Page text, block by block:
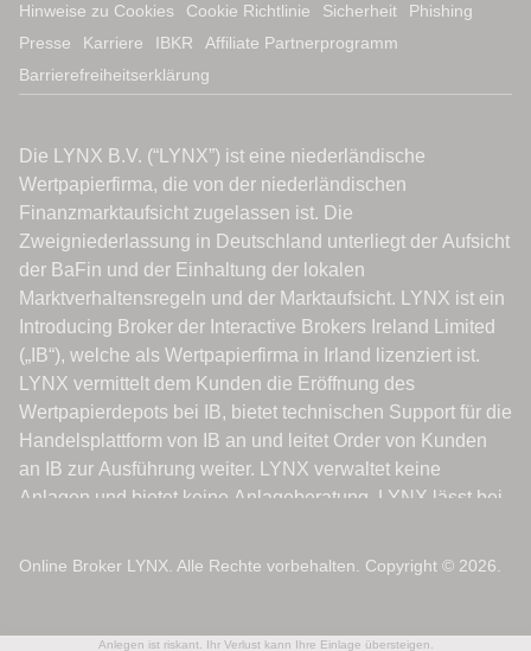
Hinweise zu Cookies
Cookie Richtlinie Sicherheit
Phishing
Presse
Karriere IBKR
Affiliate Partnerprogramm
Barrierefreiheitserklärung
Online Broker LYNX. Alle Rechte vorbehalten. Copyright © 2026.
Anlegen ist riskant. Ihr Verlust kann Ihre Einlage übersteigen.